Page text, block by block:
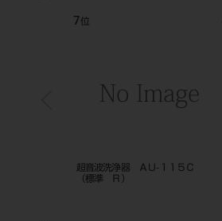
7 位
超音波洗浄器 ＡＵ‐１１５Ｃ
（標準 Ｒ）